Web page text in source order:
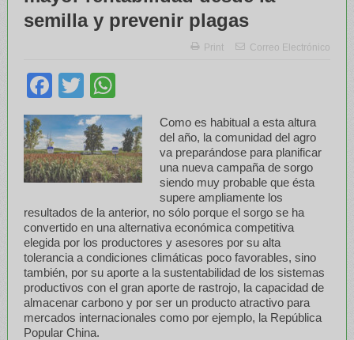
semilla y prevenir plagas
Print Correo Electrónico
Facebook
Twitter
Como es habitual a esta altura
del año, la comunidad del agro
va preparándose para planificar
una nueva campaña de sorgo
siendo muy probable que ésta
supere ampliamente los
resultados de la anterior, no sólo porque el sorgo se ha
convertido en una alternativa económica competitiva
elegida por los productores y asesores por su alta
tolerancia a condiciones climáticas poco favorables, sino
también, por su aporte a la sustentabilidad de los sistemas
productivos con el gran aporte de rastrojo, la capacidad de
almacenar carbono y por ser un producto atractivo para
mercados internacionales como por ejemplo, la República
Popular China.